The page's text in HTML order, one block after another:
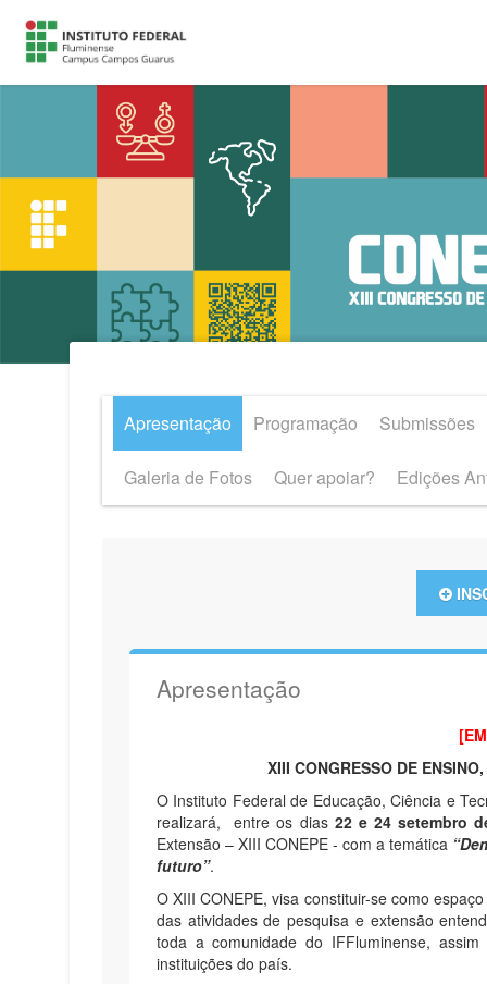
Apresentação Programação Submissões
Galeria de Fotos Quer apoiar? Edições
Apresentação
XIII CONGRESSO DE
O Instituto Federal de Educação, Ciência e
realizará, entre os dias 22 e 24 setembro
Extensão – XIII CONEPE - com a temática
futuro”.
O XIII CONEPE, visa constituir-se como
das atividades de pesquisa e extensão
toda a comunidade do IFFluminense,
instituições do país.